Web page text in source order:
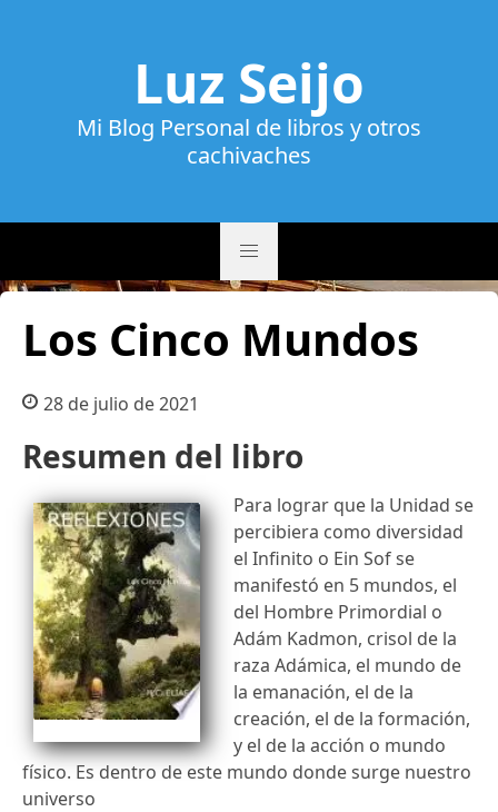
Luz Seijo
Mi Blog Personal de libros y otros
cachivaches
Los Cinco Mundos
28 de julio de 2021
Resumen del libro
Para lograr que la Unidad se
percibiera como diversidad
el Infinito o Ein Sof se
manifestó en 5 mundos, el
del Hombre Primordial o
Adám Kadmon, crisol de la
raza Adámica, el mundo de
la emanación, el de la
creación, el de la formación,
y el de la acción o mundo
físico. Es dentro de este mundo donde surge nuestro
universo